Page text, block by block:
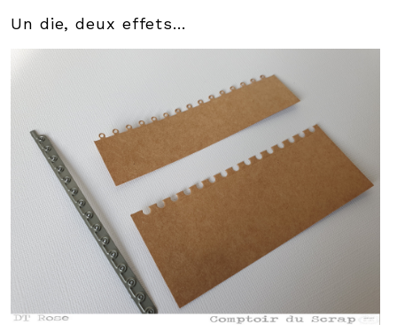
Un die, deux effets...